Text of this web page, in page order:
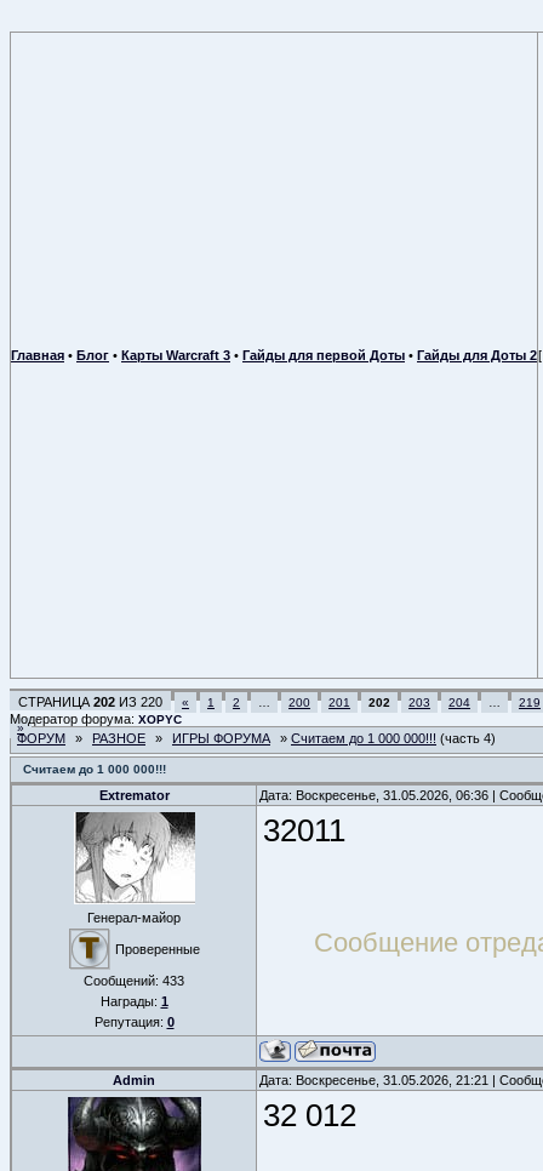
Главная • Блог • Карты Warcraft 3 • Гайды для первой Доты • Гайды для Доты 2
СТРАНИЦА 202 ИЗ 220 « 1 2 200 201 202 203 204
219
»
Модератор форума: XOPYC
ФОРУМ » РАЗНОЕ » ИГРЫ ФОРУМА » Считаем до 1 000 000!!! (часть 4)
Считаем до 1 000 000!!!
Extremator Дата: Воскресенье, 31.05.2026, 06:36 |
Генерал-майор
Проверенные
Сообщений: 433
Награды: 1
Репутация: 0
32011
Сообщение
Admin Дата: Воскресенье, 31.05.2026, 21:21 |
32 012